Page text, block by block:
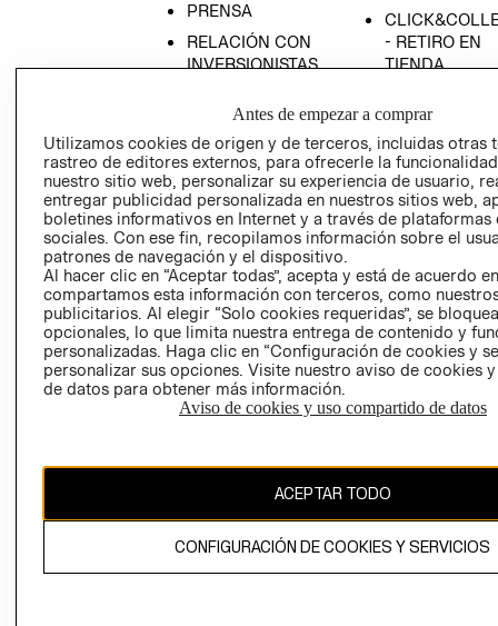
PRENSA
RELACIÓN CON
INVERSIONISTAS
EMPRESARIAL
- RETIRO EN
TIENDA
CONDICIONES
AVISO DE
PRIVACIDAD
GIFT CARD
AVISO DE
El contenido de esta página web está protegido por copyright y es
Antes de empezar a comprar
Utilizamos cookies de origen y de terceros, incluidas otras
rastreo de editores externos, para ofrecerle la
nuestro sitio web, personalizar su experiencia de usuario,
entregar publicidad personalizada en nuestros sitios web,
boletines informativos en Internet y a través de plataformas
sociales. Con ese fin, recopilamos información sobre el
patrones de navegación y el dispositivo.
Al hacer clic en “Aceptar todas”, acepta y está de acuerdo
compartamos esta información con terceros, como
publicitarios. Al elegir “Solo cookies requeridas”, se
opcionales, lo que limita nuestra entrega de contenido y
personalizadas. Haga clic en “Configuración de cookies y
personalizar sus opciones. Visite nuestro aviso de cookies
de datos para obtener más información.
Aviso de cookies y uso compartido de datos
ACEPTAR TODO
CONFIGURACIÓN DE COOKIES Y SERVICIOS